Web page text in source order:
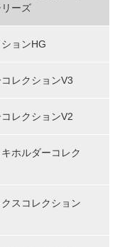
ーズ
ョンHG
レクションV3
レクションV2
ホルダーコレク
スコレクション